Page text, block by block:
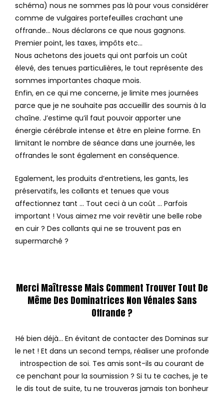
schéma) nous ne sommes pas là pour vous considérer
comme de vulgaires portefeuilles crachant une
offrande… Nous déclarons ce que nous gagnons.
Premier point, les taxes, impôts etc…
Nous achetons des jouets qui ont parfois un coût
élevé, des tenues particulières, le tout représente des
sommes importantes chaque mois.
Enfin, en ce qui me concerne, je limite mes journées
parce que je ne souhaite pas accueillir des soumis à la
chaîne. J’estime qu’il faut pouvoir apporter une
énergie cérébrale intense et être en pleine forme. En
limitant le nombre de séance dans une journée, les
offrandes le sont également en conséquence.
Egalement, les produits d’entretiens, les gants, les
préservatifs, les collants et tenues que vous
affectionnez tant … Tout ceci à un coût … Parfois
important ! Vous aimez me voir revêtir une belle robe
en cuir ? Des collants qui ne se trouvent pas en
supermarché ?
Merci Maîtresse Mais Comment Trouver Tout De
Même Des Dominatrices Non Vénales Sans
Offrande ?
Hé bien déjà… En évitant de contacter des Dominas sur
le net ! Et dans un second temps, réaliser une profonde
introspection de soi. Tes amis sont-ils au courant de
ce penchant pour la soumission ? Si tu te caches, je te
le dis tout de suite, tu ne trouveras jamais ton bonheur